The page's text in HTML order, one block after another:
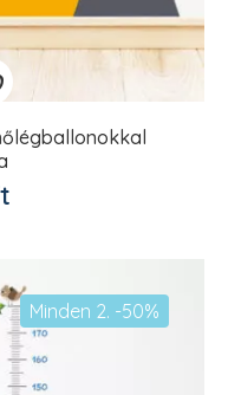
Minden 2. -50%